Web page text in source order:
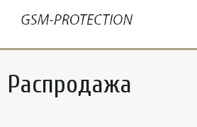
Распродажа